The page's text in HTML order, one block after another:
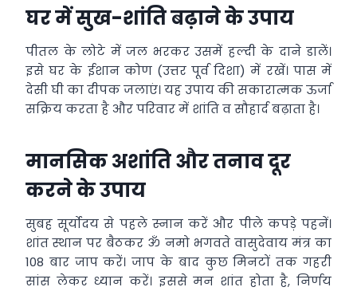
घर में सुख-शांति बढ़ाने के उपाय
पीतल के लोटे में जल भरकर उसमें हल्दी के दाने डालें।
इसे घर के ईशान कोण (उत्तर पूर्व दिशा) में रखें। पास में
देसी घी का दीपक जलाएं। यह उपाय की सकारात्मक ऊर्जा
सक्रिय करता है और परिवार में शांति व सौहार्द बढ़ाता है।
मानसिक अशांति और तनाव दूर
करने के उपाय
सुबह सूर्योदय से पहले स्नान करें और पीले कपड़े पहनें।
शांत स्थान पर बैठकर ॐ नमो भगवते वासुदेवाय मंत्र का
108 बार जाप करें। जाप के बाद कुछ मिनटों तक गहरी
सांस लेकर ध्यान करें। इससे मन शांत होता है, निर्णय